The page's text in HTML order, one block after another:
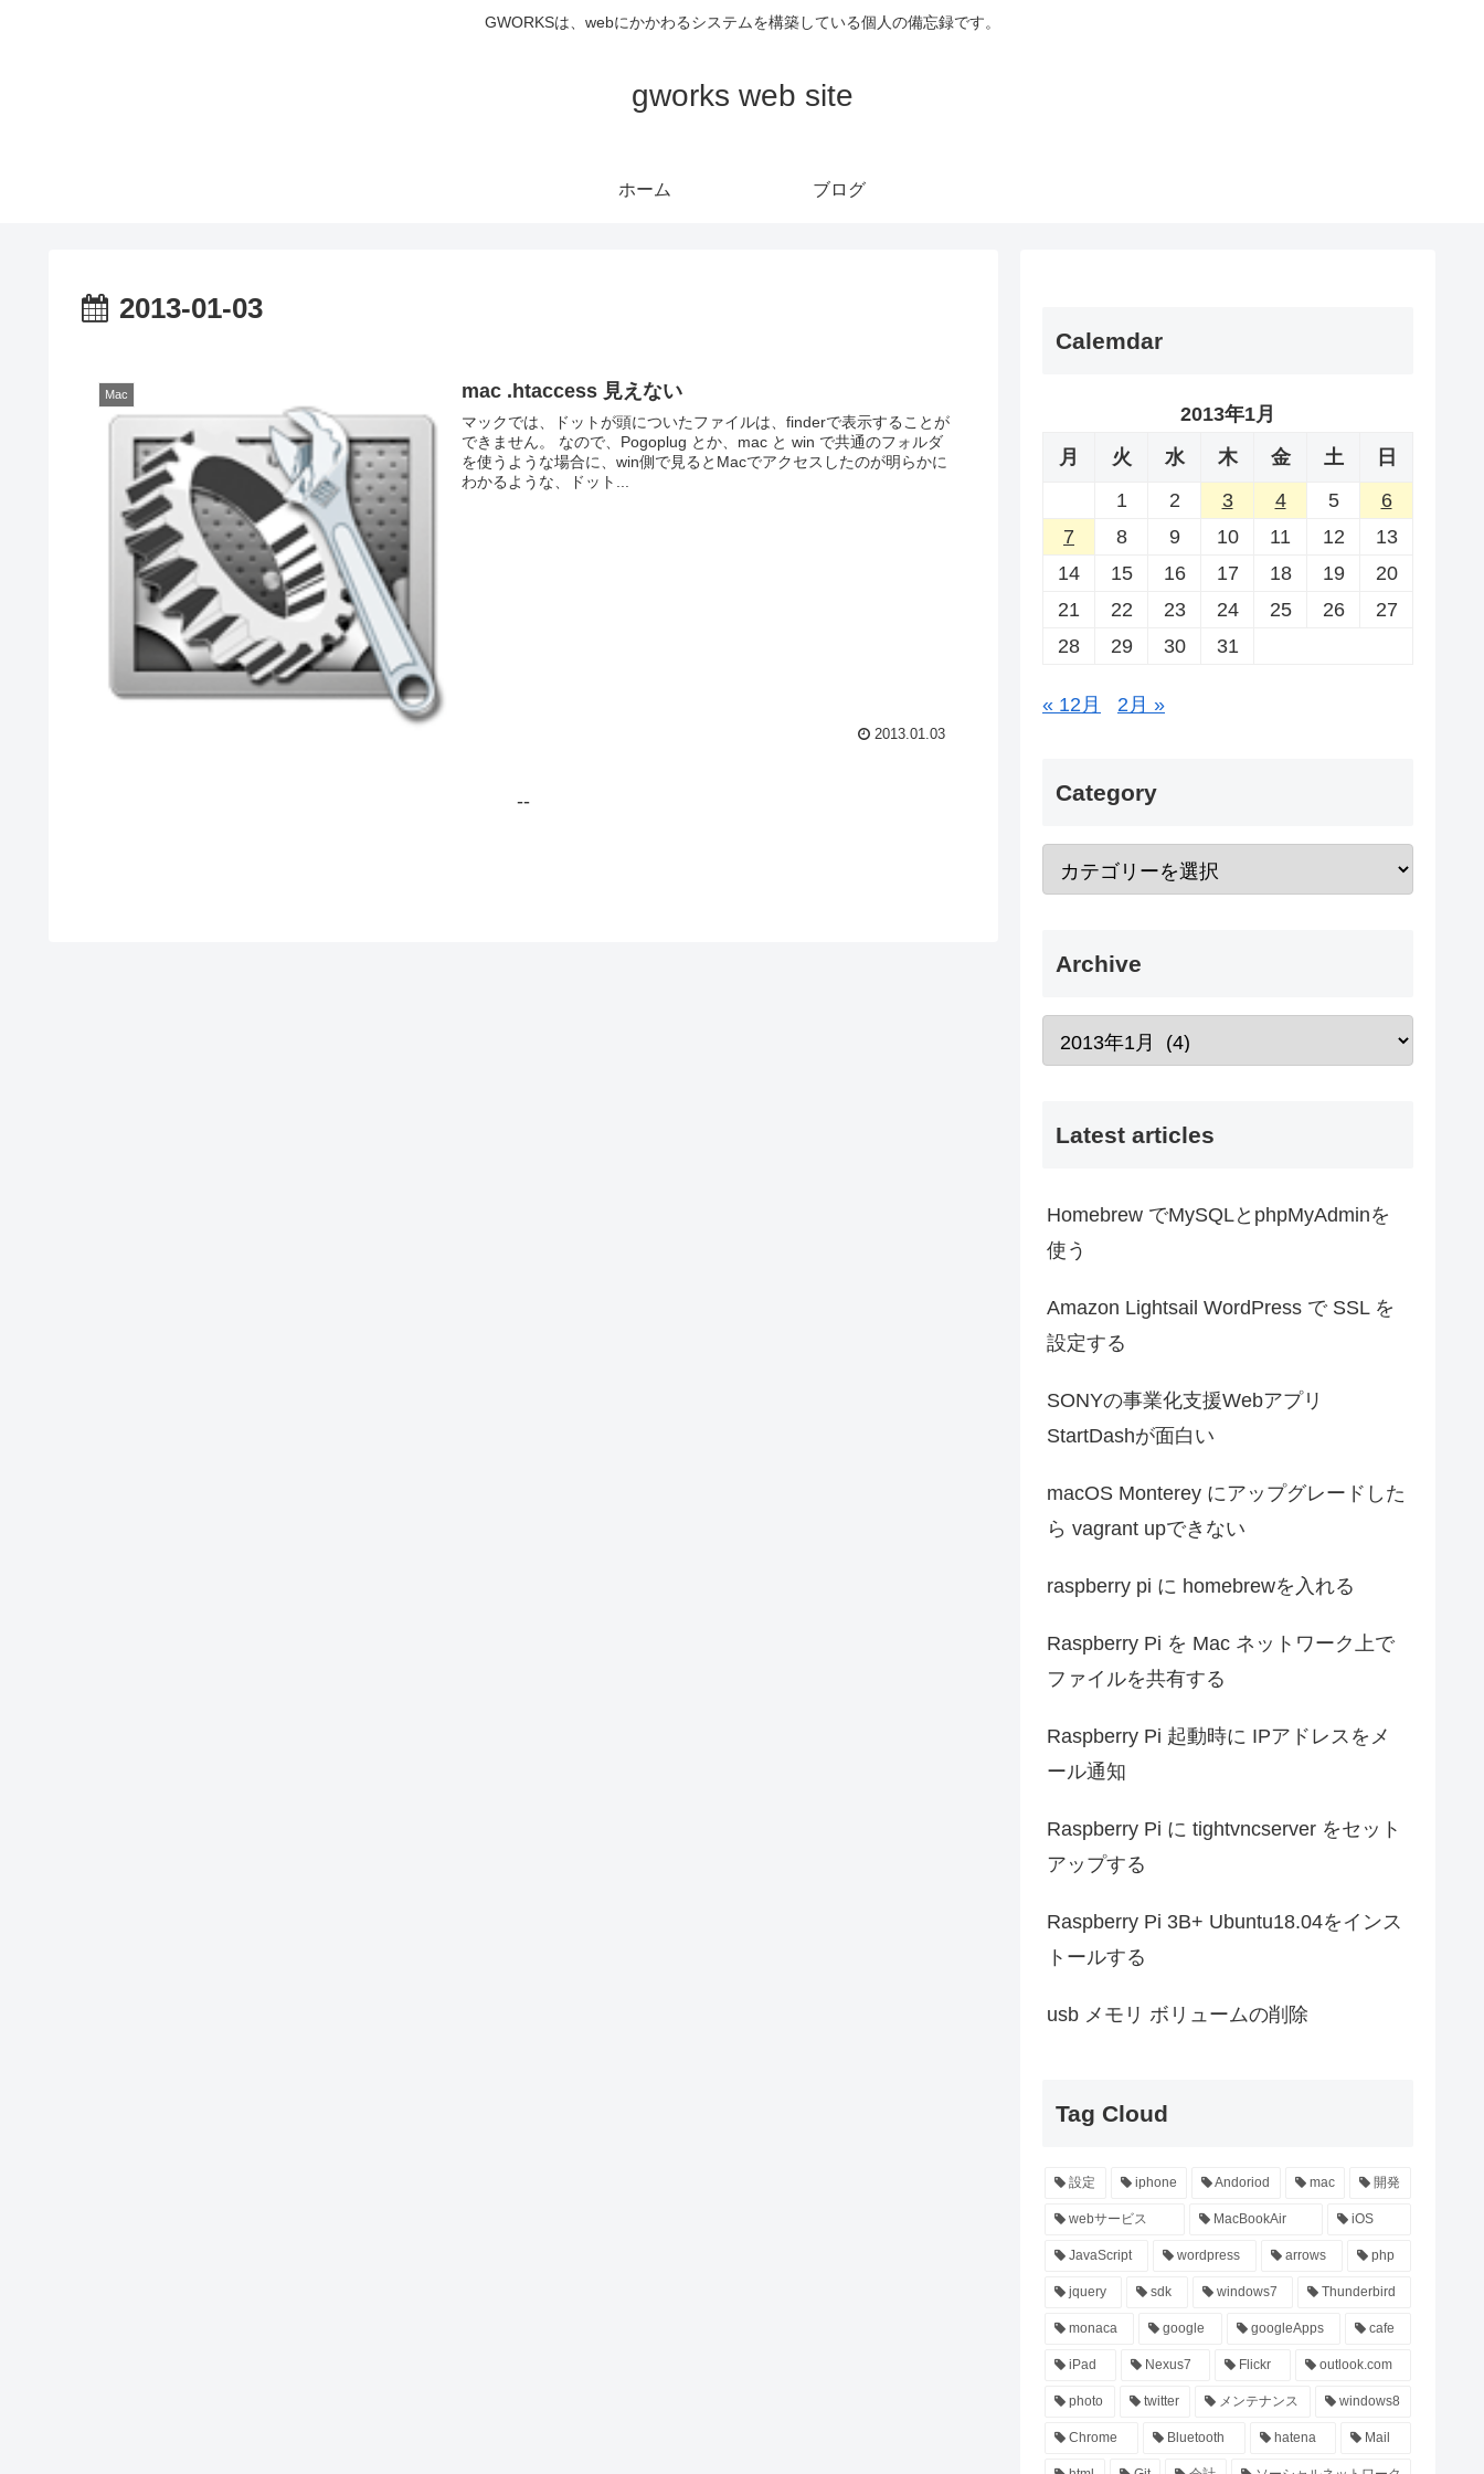
GWORKSは、webにかかわるシステムを構築している個人の備忘録です。
gworks web site
ホーム ブログ
2013-01-03
Mac mac .htaccess 見えない
マックでは、ドットが頭についたファイルは、finderで表示することが
できません。 なので、Pogoplug とか、mac と win で共通のフォルダ
を使うような場合に、win側で見るとMacでアクセスしたのが明らかに
わかるような、ドット...
2013.01.03
--
Calemdar
2013年1月
月
火 水 木 金 土
日
1
2 3 4 5
6
7
8 9 10 11 12
13
14
15 16 17 18 19
20
21
22 23 24 25 26
27
28
29 30 31
« 12月 2月 »
Category
Archive
Latest articles
Homebrew でMySQLとphpMyAdminを
使う
Amazon Lightsail WordPress で SSL を
設定する
SONYの事業化支援Webアプリ
StartDashが面白い
macOS Monterey にアップグレードした
ら vagrant upできない
raspberry pi に homebrewを入れる
Raspberry Pi を Mac ネットワーク上で
ファイルを共有する
Raspberry Pi 起動時に IPアドレスをメ
ール通知
Raspberry Pi に tightvncserver をセット
アップする
Raspberry Pi 3B+ Ubuntu18.04をインス
トールする
usb メモリ ボリュームの削除
Tag Cloud
設定 iphone Andoriod mac 開発
webサービス MacBookAir iOS
JavaScript wordpress arrows php
jquery sdk windows7 Thunderbird
monaca google googleApps cafe
iPad Nexus7 Flickr outlook.com
photo twitter メンテナンス windows8
Chrome Bluetooth hatena Mail